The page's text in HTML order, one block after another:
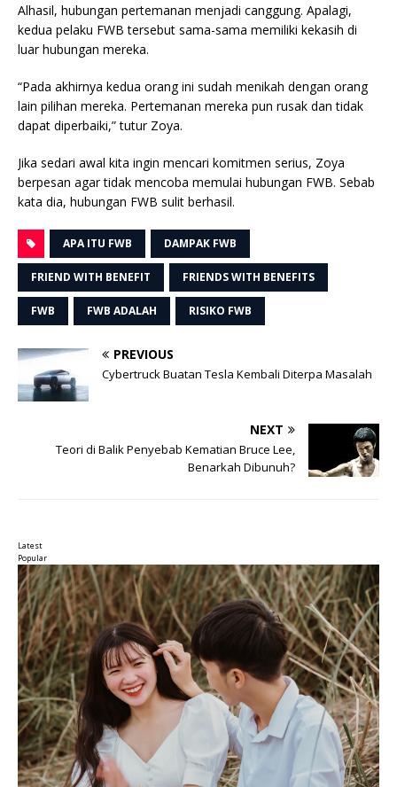
Alhasil, hubungan pertemanan menjadi canggung. Apalagi,
kedua pelaku FWB tersebut sama-sama memiliki kekasih di
luar hubungan mereka.
“Pada akhirnya kedua orang ini sudah menikah dengan orang
lain pilihan mereka. Pertemanan mereka pun rusak dan tidak
dapat diperbaiki,” tutur Zoya.
Jika sedari awal kita ingin mencari komitmen serius, Zoya
berpesan agar tidak mencoba memulai hubungan FWB. Sebab
kata dia, hubungan FWB sulit berhasil.
APA ITU FWB DAMPAK FWB
FRIEND WITH BENEFIT FRIENDS WITH BENEFITS
FWB FWB ADALAH RISIKO FWB
PREVIOUS
Cybertruck Buatan Tesla Kembali Diterpa Masalah
NEXT
Teori di Balik Penyebab Kematian Bruce Lee,
Benarkah Dibunuh?
Latest
Popular